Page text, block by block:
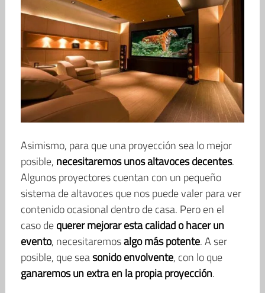
Asimismo, para que una proyección sea lo mejor
posible, necesitaremos unos altavoces decentes.
Algunos proyectores cuentan con un pequeño
sistema de altavoces que nos puede valer para ver
contenido ocasional dentro de casa. Pero en el
caso dequerer mejorar esta calidad o hacer un
evento, necesitaremosalgo más potente. A ser
posible, que seasonido envolvente, con lo que
ganaremos un extra en la propia proyección.